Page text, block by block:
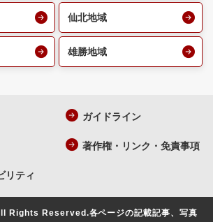
仙北地域
雄勝地域
ガイドライン
著作権・リンク・免責事項
リティ
Rights Reserved.各ページの記載記事、写真